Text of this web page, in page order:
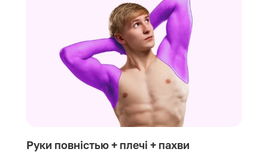
Руки повністью + плечі + пахви